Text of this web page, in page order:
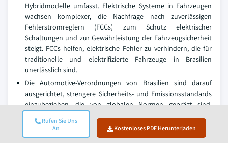
Rufen Sie Uns
An
Kostenloses PDF Herunterladen
Hybridmodelle umfasst. Elektrische Systeme in Fahrzeugen
wachsen komplexer, die Nachfrage nach zuverlässigen
Fehlerstromreglern (FCCs) zum Schutz elektrischer
Schaltungen und zur Gewährleistung der Fahrzeugsicherheit
steigt. FCCs helfen, elektrische Fehler zu verhindern, die für
traditionelle und elektrifizierte Fahrzeuge in Brasilien
unerlässlich sind.
Die Automotive-Verordnungen von Brasilien sind darauf
ausgerichtet, strengere Sicherheits- und Emissionsstandards
einzubeziehen, die von globalen Normen geprägt sind.
Organisationen wie INMETRO (nationales Institut für
Metrologie, Qualität und Technologie) und das brasilianische
Ministerium für Verkehr haben Sicherheitsprotokolle